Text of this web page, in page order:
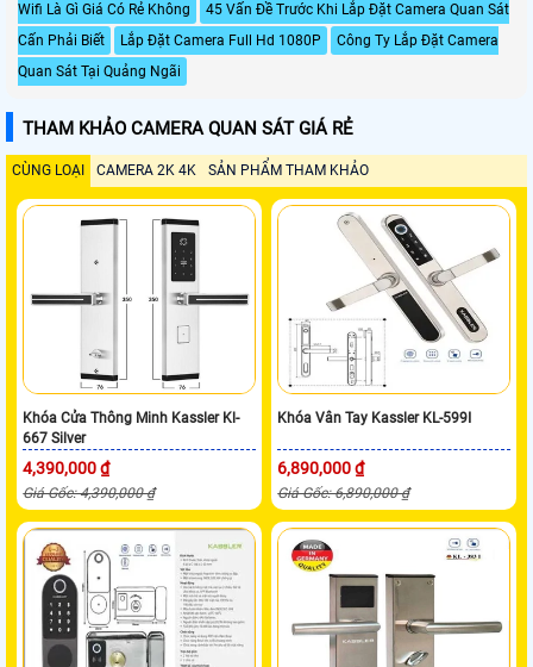
Wifi Là Gì Giá Có Rẻ Không
45 Vấn Đề Trước Khi Lắp Đặt Camera Quan Sát
Cấn Phải Biết
Lắp Đặt Camera Full Hd 1080P
Công Ty Lắp Đặt Camera
Quan Sát Tại Quảng Ngãi
THAM KHẢO CAMERA QUAN SÁT GIÁ RẺ
CÙNG LOẠI CAMERA 2K 4K SẢN PHẨM THAM KHẢO
Khóa Cửa Thông Minh Kassler Kl-
667 Silver
4,390,000 ₫
Giá Gốc: 4,390,000 ₫
Khóa Vân Tay Kassler KL-599I
6,890,000 ₫
Giá Gốc: 6,890,000 ₫